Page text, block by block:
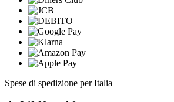
Spese di spedizione per Italia